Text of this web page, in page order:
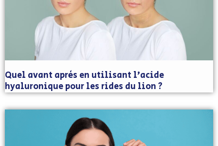
Quel avant après en utilisant l’acide
hyaluronique pour les rides du lion ?